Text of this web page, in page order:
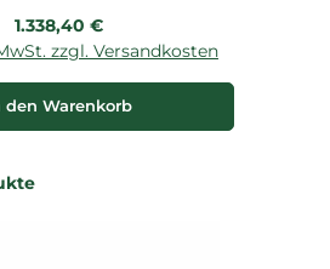
Regulärer Preis:
1.338,40 €
zzgl. Versandkosten
den Warenkorb